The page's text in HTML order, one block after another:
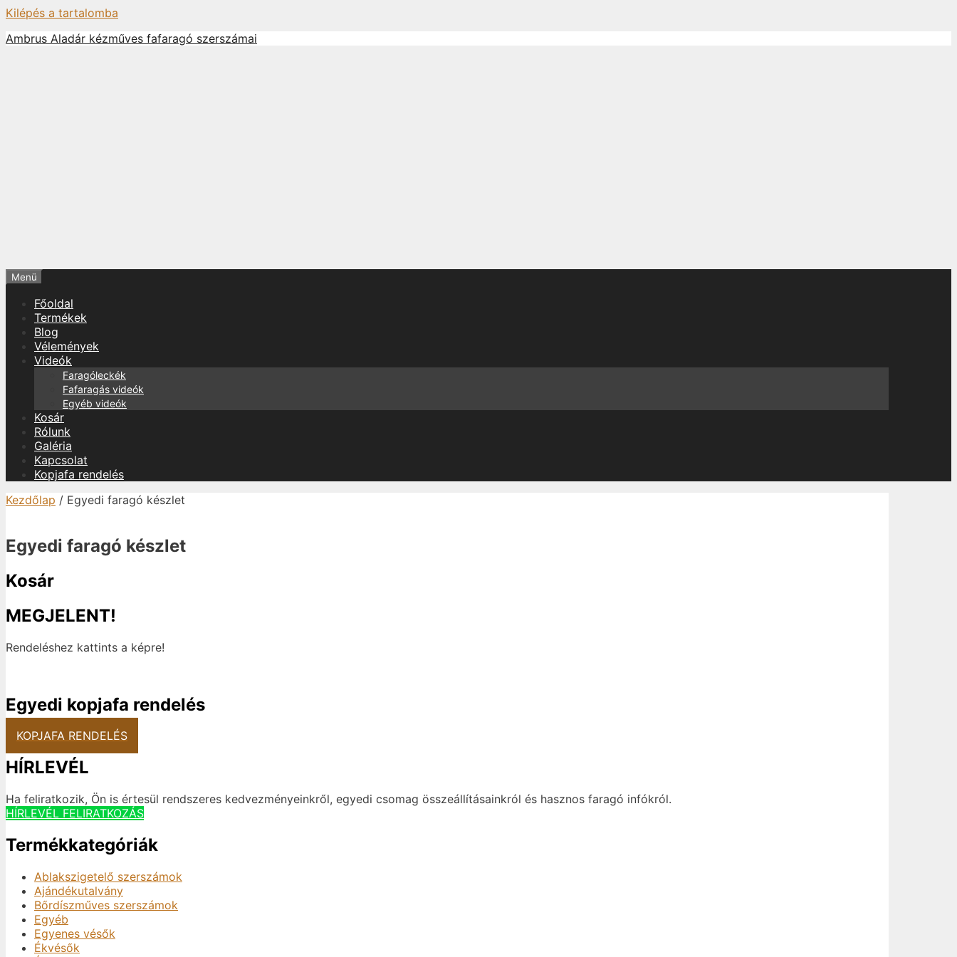
Kilépés a tartalomba
Ambrus Aladár kézműves fafaragó szerszámai
Menü
Főoldal
Termékek
Blog
Vélemények
Videók
Faragóleckék
Fafaragás videók
Egyéb videók
Kosár
Rólunk
Galéria
Kapcsolat
Kopjafa rendelés
Kezdőlap / Egyedi faragó készlet
Egyedi faragó készlet
Kosár
MEGJELENT!
Rendeléshez kattints a képre!
Egyedi kopjafa rendelés
KOPJAFA RENDELÉS
HÍRLEVÉL
Ha feliratkozik, Ön is értesül rendszeres kedvezményeinkről, egyedi csomag összeállításainkról és hasznos faragó infókról.
HÍRLEVÉL FELIRATKOZÁS
Termékkategóriák
Ablakszigetelő szerszámok
Ajándékutalvány
Bőrdíszműves szerszámok
Egyéb
Egyenes vésők
Ékvésők